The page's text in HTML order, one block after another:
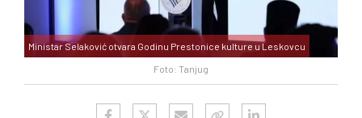
Foto: Tanjug
Ministar Selaković otvara Godinu Prestonice kulture u Leskovcu